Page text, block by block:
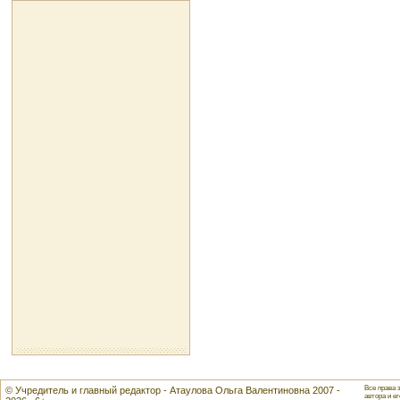
© Учредитель и главный редактор - Атаулова Ольга Валентиновна 2007 -
Все права
автора и